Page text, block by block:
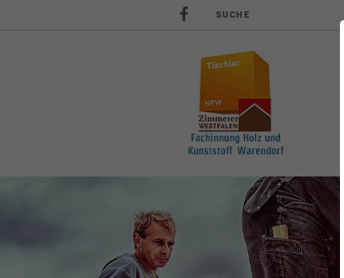
SUCHE